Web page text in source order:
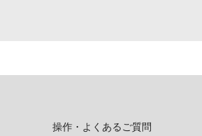
操作・よくあるご質問